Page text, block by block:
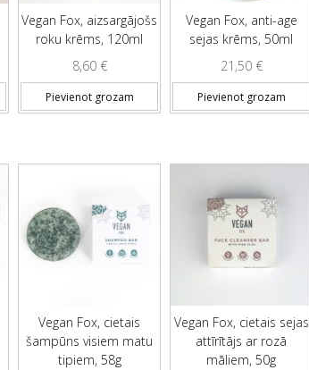
Vegan Fox, aizsargājošs
roku krēms, 120ml
8,60 €
Pievienot grozam
Vegan Fox, anti-age
sejas krēms, 50ml
21,50 €
Pievienot grozam
Vegan Fox, cietais
šampūns visiem matu
tipiem, 58g
Vegan Fox, cietais sejas
attīrītājs ar rozā
māliem, 50g